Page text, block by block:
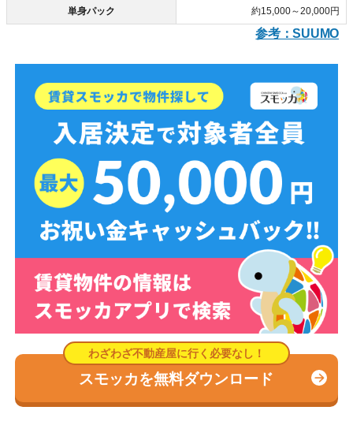
単身パック 約15,000～20,000円
参考：SUUMO
スモッカを無料ダウンロード